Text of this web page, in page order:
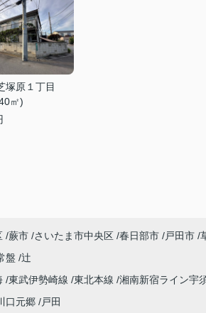
塚原１丁目
㎡)
蕨市 さいたま市中央区 春日部市 戸田市
盤 辻
東武伊勢崎線 東北本線 湘南新宿ライン宇
口元郷 戸田